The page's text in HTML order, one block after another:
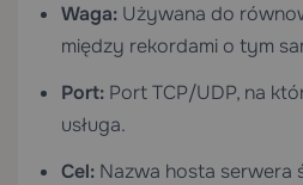
Waga: Używana do
między rekordami o tym
Port: Port TCP/UDP, na
usługa.
Cel: Nazwa hosta serwera